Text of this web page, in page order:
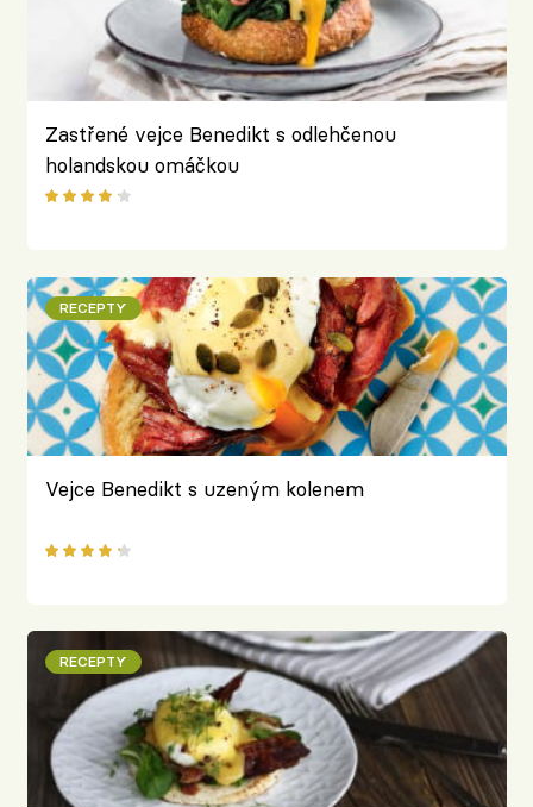
Zastřené vejce Benedikt s odlehčenou
holandskou omáčkou
RECEPTY
Vejce Benedikt s uzeným kolenem
RECEPTY